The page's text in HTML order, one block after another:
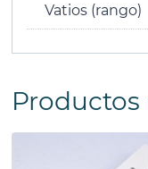
Vatios (rango)